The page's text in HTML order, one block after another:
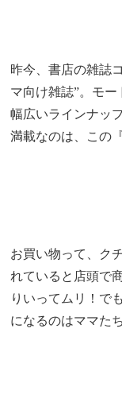
昨今、書店の雑誌
マ向け雑誌”。モ
幅広いラインナッ
満載なのは、この
お買い物って、ク
れていると店頭で
りいってムリ！で
になるのはママた